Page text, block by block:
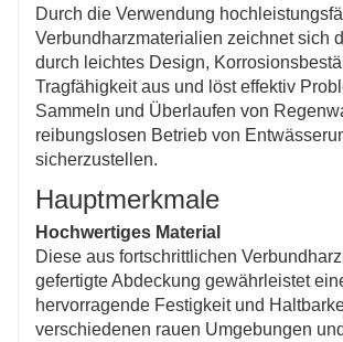
Durch die Verwendung
Verbundharzmaterialien zeichnet sich
durch leichtes Design,
Tragfähigkeit aus und löst effektiv
Sammeln und Überlaufen von
reibungslosen Betrieb von
sicherzustellen.
Hauptmerkmale
Hochwertiges Material
Diese aus fortschrittlichen
gefertigte Abdeckung gewährleistet
hervorragende Festigkeit und
verschiedenen rauen Umgebungen